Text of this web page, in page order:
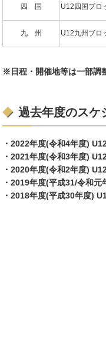
四 国 U12四国ブロ
九 州 U12九州ブロ
※日程・開催地等は一部調
過去年度のスケ
・2022年度(令和4年度)
・2021年度(令和3年度)
・2020年度(令和2年度)
・2019年度(平成31/令和
・2018年度(平成30年度)